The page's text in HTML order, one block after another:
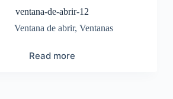
ventana-de-abrir-12
Ventana de abrir,Ventanas
Read more